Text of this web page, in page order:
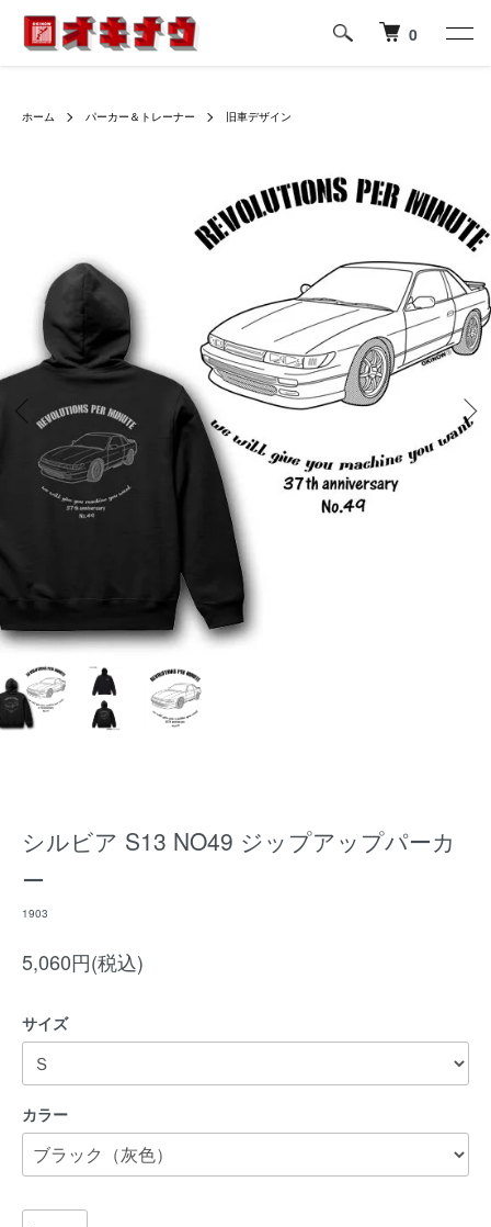
0
ホーム パーカー＆トレーナー 旧車デザイン
シルビア S13 NO49 ジップアップパーカ
ー
1903
5,060円(税込)
サイズ
カラー